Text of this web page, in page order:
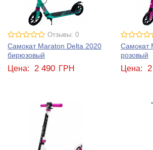
Отзывы: 0
Самокат Maraton Delta 2020
бирюзовый
Цена: 2 490 ГРН
Самокат
розовый
Цена: